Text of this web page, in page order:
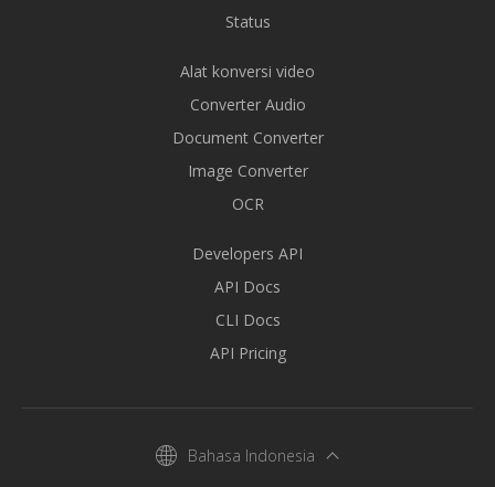
Status
Alat konversi video
Converter Audio
Document Converter
Image Converter
OCR
Developers API
API Docs
CLI Docs
API Pricing
Bahasa Indonesia